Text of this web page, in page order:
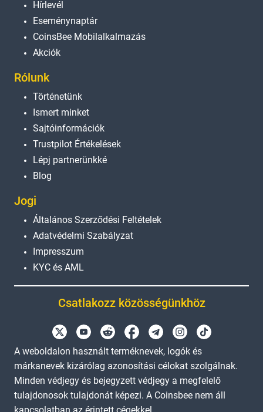
Hírlevél
Eseménynaptár
CoinsBee Mobilalkalmazás
Akciók
Rólunk
Történetünk
Ismert minket
Sajtóinformációk
Trustpilot Értékelések
Lépj partnerünkké
Blog
Jogi
Általános Szerződési Feltételek
Adatvédelmi Szabályzat
Impresszum
KYC és AML
Csatlakozz közösségünkhöz
A weboldalon használt terméknevek, logók és
márkanevek kizárólag azonosítási célokat szolgálnak.
Minden védjegy és bejegyzett védjegy a megfelelő
tulajdonosok tulajdonát képezi. A Coinsbee nem áll